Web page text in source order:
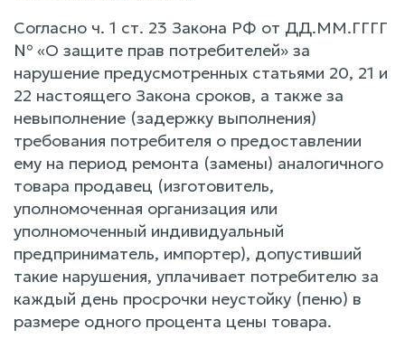
Согласно ч. 1 ст. 23 Закона РФ от ДД.ММ.ГГГГ
№ «О защите прав потребителей» за
нарушение предусмотренных статьями 20, 21 и
22 настоящего Закона сроков, а также за
невыполнение (задержку выполнения)
требования потребителя о предоставлении
ему на период ремонта (замены) аналогичного
товара продавец (изготовитель,
уполномоченная организация или
уполномоченный индивидуальный
предприниматель, импортер), допустивший
такие нарушения, уплачивает потребителю за
каждый день просрочки неустойку (пеню) в
размере одного процента цены товара.